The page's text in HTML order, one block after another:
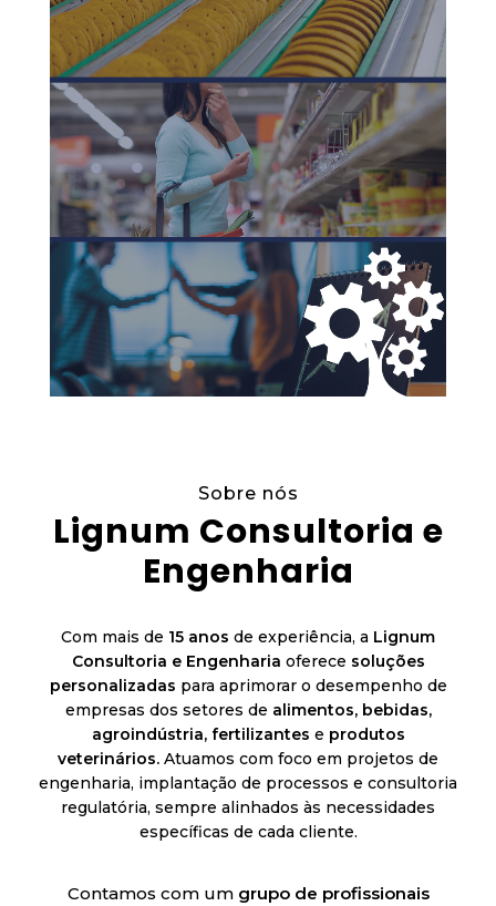
Sobre nós
Lignum Consultoria e
Engenharia
Com mais de 15 anos de experiência, a Lignum
Consultoria e Engenharia oferece soluções
personalizadas para aprimorar o desempenho de
empresas dos setores de alimentos, bebidas,
agroindústria, fertilizantes e produtos
veterinários. Atuamos com foco em projetos de
engenharia, implantação de processos e consultoria
regulatória, sempre alinhados às necessidades
específicas de cada cliente.
Contamos com um grupo de profissionais